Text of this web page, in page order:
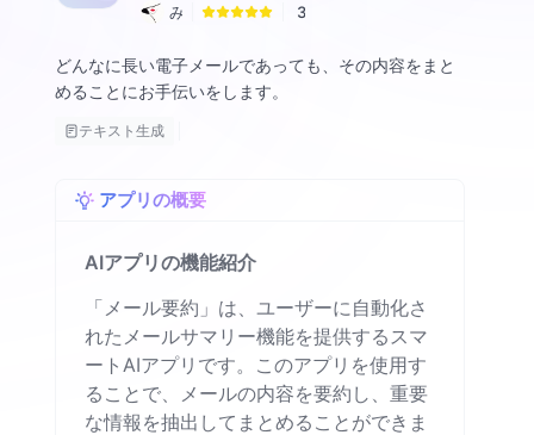
み
3
どんなに長い電子メールであっても、その内容をまと
めることにお手伝いをします。
テキスト生成
アプリの概要
AIアプリの機能紹介
「メール要約」は、ユーザーに自動化さ
れたメールサマリー機能を提供するスマ
ートAIアプリです。このアプリを使用す
ることで、メールの内容を要約し、重要
な情報を抽出してまとめることができま